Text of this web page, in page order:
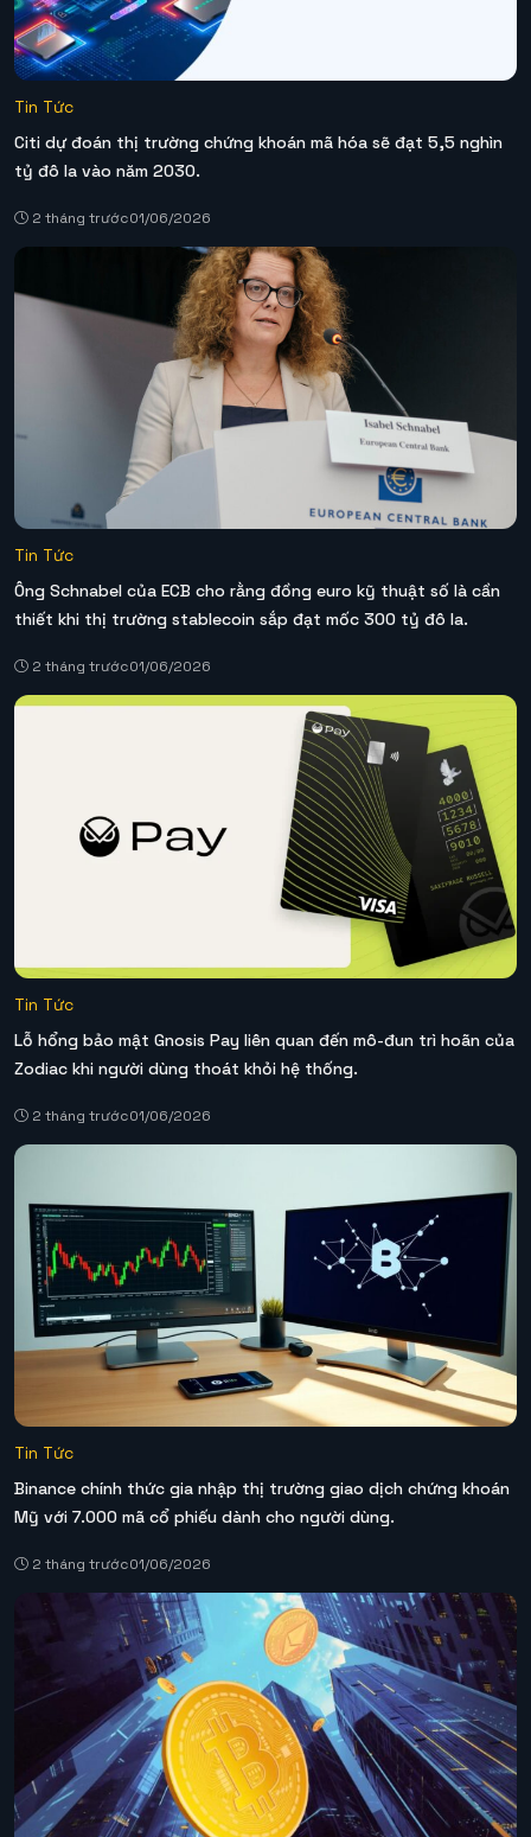
Tin Tức
Citi dự đoán thị trường chứng khoán mã hóa sẽ đạt 5,5 nghìn
tỷ đô la vào năm 2030.
2 tháng trước01/06/2026
Tin Tức
Ông Schnabel của ECB cho rằng đồng euro kỹ thuật số là cần
thiết khi thị trường stablecoin sắp đạt mốc 300 tỷ đô la.
2 tháng trước01/06/2026
Tin Tức
Lỗ hổng bảo mật Gnosis Pay liên quan đến mô-đun trì hoãn của
Zodiac khi người dùng thoát khỏi hệ thống.
2 tháng trước01/06/2026
Tin Tức
Binance chính thức gia nhập thị trường giao dịch chứng khoán
Mỹ với 7.000 mã cổ phiếu dành cho người dùng.
2 tháng trước01/06/2026